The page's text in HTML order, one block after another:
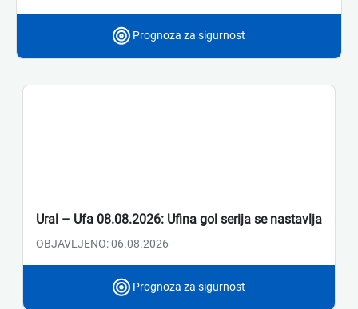
Prognoza za sigurnost
Ural – Ufa 08.08.2026: Ufina gol serija se nastavlja
OBJAVLJENO: 06.08.2026
Prognoza za sigurnost